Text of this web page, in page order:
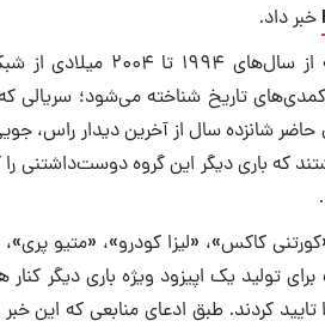
خبر داد.
تاریخ شناخته می‌شود؛ سریالی که
شانزده سال از آخرین دیدار راس،
که باری دیگر این گروه دوست‌داشتنی را
کاکس»، «لیزا کودرو»، «متیو
تولید یک اپیزود ویژه باری دیگر
تایید کردند. طبق ادعای منابعی که این